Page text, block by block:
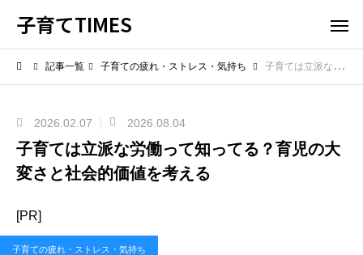
子育てTIMES
記事一覧 子育ての疲れ・ストレス・気持ち 子育ては立派な労働って知ってる？育児の大変さと社会的価値を考える
2026.02.07 2026.08.04
子育ては立派な労働って知ってる？育児の大
変さと社会的価値を考える
[PR]
子育ての疲れ・ストレス・気持ち